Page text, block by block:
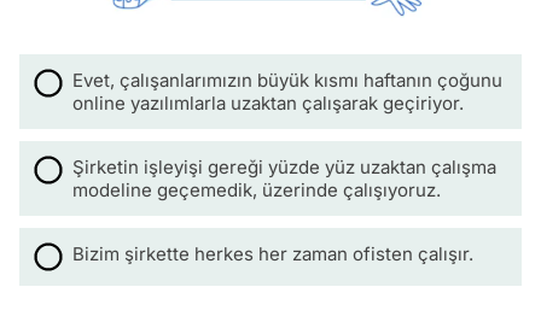
Evet, çalışanlarımızın büyük kısmı haftanın çoğunu
online yazılımlarla uzaktan çalışarak geçiriyor.
Şirketin işleyişi gereği yüzde yüz uzaktan çalışma
modeline geçemedik, üzerinde çalışıyoruz.
Bizim şirkette herkes her zaman ofisten çalışır.